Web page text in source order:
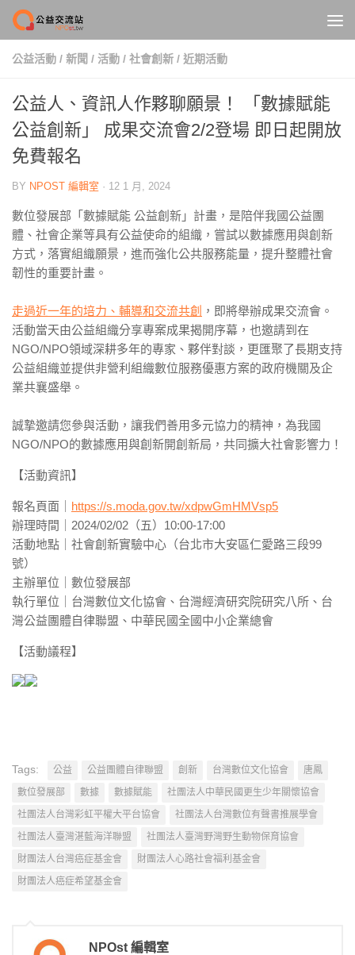
Skip to content
公益活動 / 新聞 / 活動 / 社會創新 / 近期活動
公益人、資訊人作夥聊願景！ 「數據賦能
公益創新」 成果交流會2/2登場 即日起開放
免費報名
BY NPOST 編輯室 · 12 1 月, 2024
數位發展部「數據賦能 公益創新」計畫，是陪伴我國公益團
體、社會企業等具有公益使命的組織，嘗試以數據應用與創新
方式，落實組織願景，進而強化公共服務能量，提升整體社會
韌性的重要計畫。
走過近一年的培力、輔導和交流共創 ，即將舉辦成果交流會。
活動當天由公益組織分享專案成果揭開序幕，也邀請到在
NGO/NPO領域深耕多年的專家、夥伴對談，更匯聚了長期支持
公益組織並提供非營利組織數位服務優惠方案的政府機關及企
業共襄盛舉。
誠摯邀請您參與活動，讓我們善用多元協力的精神，為我國
NGO/NPO的數據應用與創新開創新局，共同擴大社會影響力！
【活動資訊】
報名頁面｜ https://s.moda.gov.tw/xdpwGmHMVsp5
辦理時間｜2024/02/02（五）10:00-17:00
活動地點｜社會創新實驗中心（台北市大安區仁愛路三段99
號）
主辦單位｜數位發展部
執行單位｜台灣數位文化協會、台灣經濟研究院研究八所、台
灣公益團體自律聯盟、中華民國全國中小企業總會
【活動議程】
Tags: 公益 公益團體自律聯盟 創新 台灣數位文化協會
唐鳳
數位發展部
數據 數據賦能
社團法人中華民國更生少年關懷協會
社團法人台灣彩虹平權大平台協會
社團法人台灣數位有聲書推展學會
社團法人臺灣湛藍海洋聯盟
社團法人臺灣野灣野生動物保育協會
財團法人台灣癌症基金會
財團法人心路社會福利基金會
財團法人癌症希望基金會
NPOst 編輯室